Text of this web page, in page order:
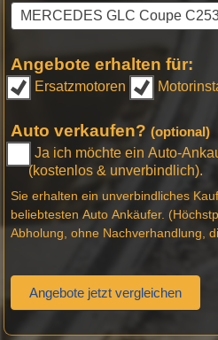
Angebote erhalten für:
Ersatzmotoren
Auto verkaufen? (optional)
Ja ich möchte ein Auto-
(kostenlos & unverbindlich).
Sie erhalten ein unverbindliches
beliebtesten Auto Ankäufer.
Abholung, ohne Nachverhandlung,
Angebote jetzt vergleichen